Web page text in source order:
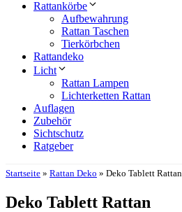
Rattankörbe
Aufbewahrung
Rattan Taschen
Tierkörbchen
Rattandeko
Licht
Rattan Lampen
Lichterketten Rattan
Auflagen
Zubehör
Sichtschutz
Ratgeber
Startseite » Rattan Deko » Deko Tablett Rattan
Deko Tablett Rattan